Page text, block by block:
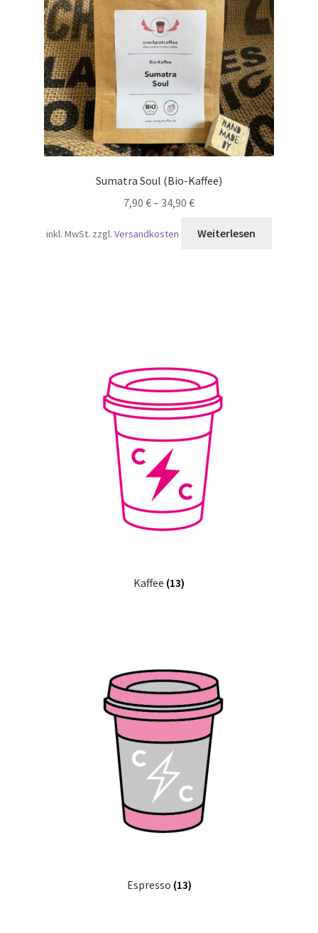
Sumatra Soul (Bio-Kaffee)
7,90 €– 34,90 €
inkl. MwSt. zzgl.Versandkosten Weiterlesen
Kaffee (13)
Espresso (13)